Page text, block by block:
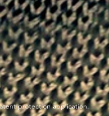
protection application.